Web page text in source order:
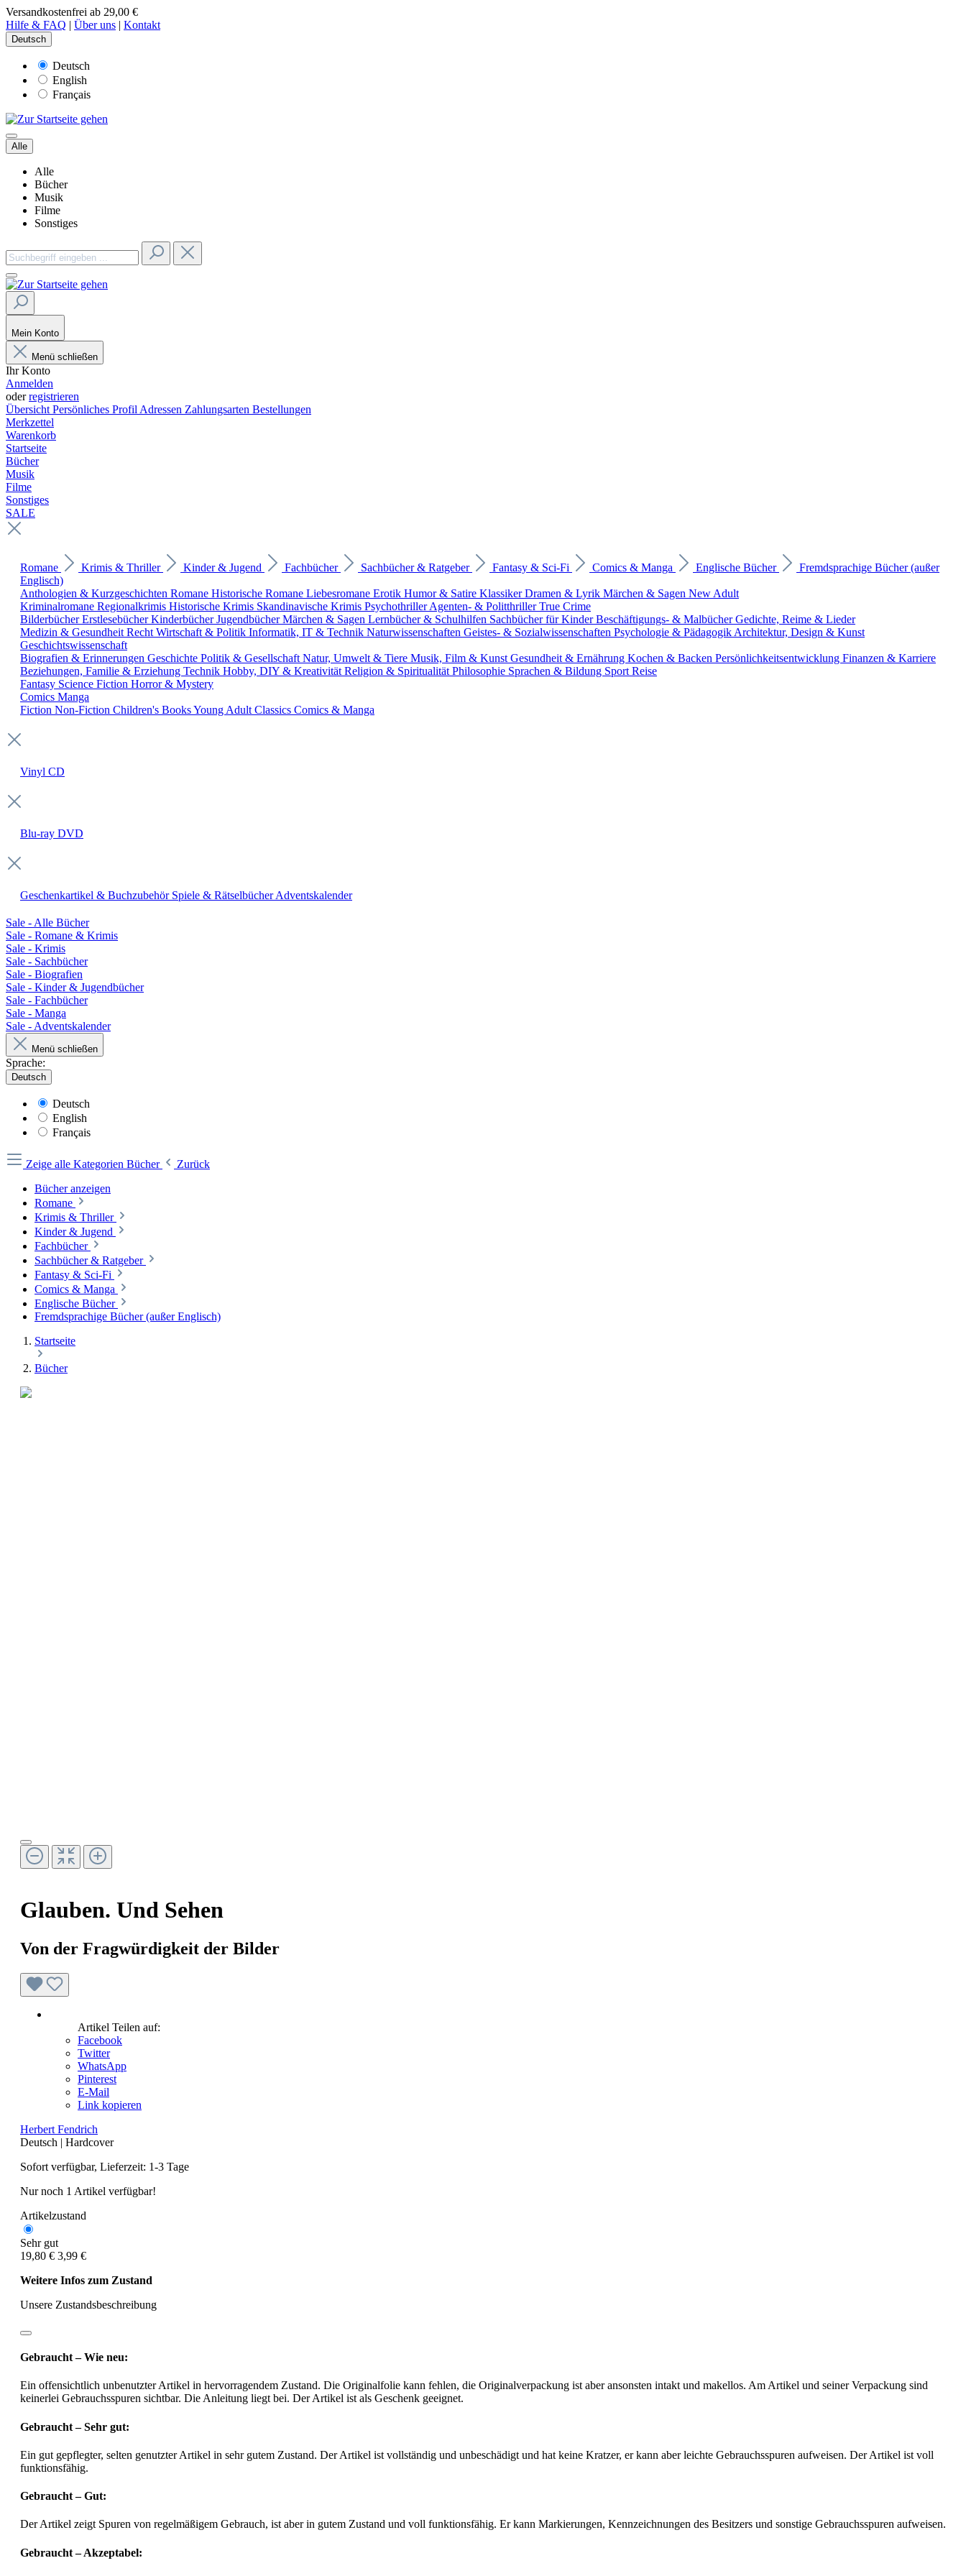
Versandkostenfrei ab 29,00 €
Hilfe & FAQ | Über uns | Kontakt
Deutsch
Deutsch
English
Français
Alle
Alle
Bücher
Musik
Filme
Sonstiges
Mein Konto
Menü schließen
Ihr Konto
Anmelden
oderregistrieren
Übersicht Persönliches Profil Adressen Zahlungsarten Bestellungen
Merkzettel
Warenkorb
Startseite
Bücher
Musik
Filme
Sonstiges
SALE
Romane Krimis & Thriller Kinder & Jugend Fachbücher Sachbücher & Ratgeber Fantasy & Sci-Fi Comics & Manga Englische Bücher
Fremdsprachige Bücher (außer
Englisch)
Anthologien & Kurzgeschichten Romane Historische Romane Liebesromane Erotik Humor & Satire KlassikerDramen & Lyrik Märchen & Sagen New Adult
Kriminalromane Regionalkrimis Historische Krimis Skandinavische Krimis PsychothrillerAgenten- & PolitthrillerTrue Crime
BilderbücherErstlesebücherKinderbücherJugendbücherMärchen & Sagen Lernbücher & Schulhilfen Sachbücher für KinderBeschäftigungs- & MalbücherGedichte, Reime & Lieder
Medizin & Gesundheit Recht Wirtschaft & Politik Informatik, IT & Technik Naturwissenschaften Geistes- & Sozialwissenschaften Psychologie & Pädagogik Architektur, Design & Kunst
Geschichtswissenschaft
Biografien & Erinnerungen Geschichte Politik & Gesellschaft Natur, Umwelt & Tiere Musik, Film & Kunst Gesundheit & Ernährung Kochen & Backen Persönlichkeitsentwicklung Finanzen & Karriere
Beziehungen, Familie & Erziehung Technik Hobby, DIY & Kreativität Religion & Spiritualität Philosophie Sprachen & Bildung Sport Reise
Fantasy Science Fiction Horror & Mystery
Comics Manga
Fiction Non-Fiction Children's BooksYoung Adult Classics Comics & Manga
Vinyl CD
Blu-ray DVD
Geschenkartikel & Buchzubehör Spiele & RätselbücherAdventskalender
Sale - Alle Bücher
Sale - Romane & Krimis
Sale - Krimis
Sale - Sachbücher
Sale - Biografien
Sale - Kinder & Jugendbücher
Sale - Fachbücher
Sale - Manga
Sale - Adventskalender
Menü schließen
Sprache:
Deutsch
Deutsch
English
Français
Zeige alle Kategorien Bücher
Zurück
Bücher anzeigen
Romane
Krimis & Thriller
Kinder & Jugend
Fachbücher
Sachbücher & Ratgeber
Fantasy & Sci-Fi
Comics & Manga
Englische Bücher
Fremdsprachige Bücher (außer Englisch)
Startseite
Bücher
Glauben. Und Sehen
Von der Fragwürdigkeit der Bilder
Artikel Teilen auf:
Facebook
Twitter
WhatsApp
Pinterest
E-Mail
Link kopieren
Herbert Fendrich
Deutsch | Hardcover
Sofort verfügbar, Lieferzeit: 1-3 Tage
Nur noch 1 Artikel verfügbar!
Artikelzustand
Sehr gut
19,80 € 3,99 €
Weitere Infos zum Zustand
Unsere Zustandsbeschreibung
Gebraucht – Wie neu:
Ein offensichtlich unbenutzter Artikel in hervorragendem Zustand. Die Originalfolie kann fehlen, die Originalverpackung ist aber ansonsten intakt und makellos. Am Artikel und seiner Verpackung sind
keinerlei Gebrauchsspuren sichtbar. Die Anleitung liegt bei. Der Artikel ist als Geschenk geeignet.
Gebraucht – Sehr gut:
Ein gut gepflegter, selten genutzter Artikel in sehr gutem Zustand. Der Artikel ist vollständig und unbeschädigt und hat keine Kratzer, er kann aber leichte Gebrauchsspuren aufweisen. Der Artikel ist voll
funktionsfähig.
Gebraucht – Gut:
Der Artikel zeigt Spuren von regelmäßigem Gebrauch, ist aber in gutem Zustand und voll funktionsfähig. Er kann Markierungen, Kennzeichnungen des Besitzers und sonstige Gebrauchsspuren aufweisen.
Gebraucht – Akzeptabel: